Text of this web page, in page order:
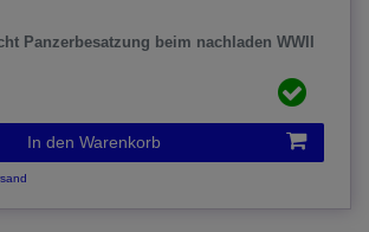
Panzerbesatzung beim nachladen WWII
In den Warenkorb